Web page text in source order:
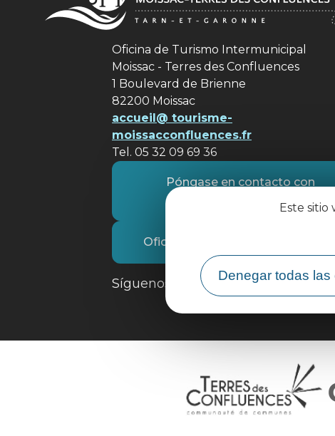
Este
Denegar todas las
Oficina de Turismo Intermunicipal
Moissac - Terres des Confluences
1 Boulevard de Brienne
82200 Moissac
accueil@ tourisme-
moissacconfluences.fr
Tel. 05 32 09 69 36
Póngase en contacto con
Oficina de Turismo
Síguenos en